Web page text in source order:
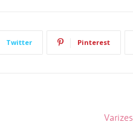
Twitter Pinterest